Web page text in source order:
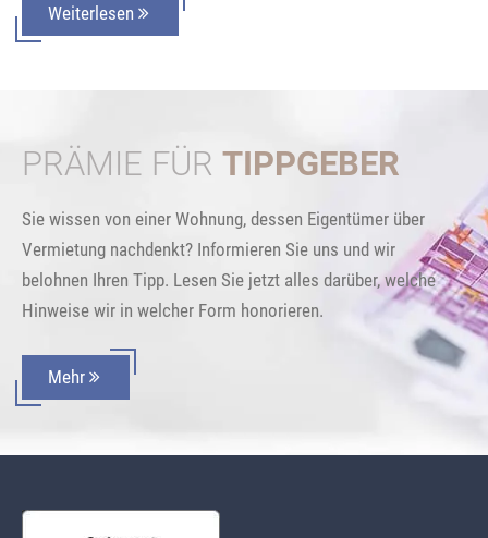
Weiterlesen
PRÄMIE FÜR TIPPGEBER
Sie wissen von einer Wohnung, dessen Eigentümer über
Vermietung nachdenkt? Informieren Sie uns und wir
belohnen Ihren Tipp. Lesen Sie jetzt alles darüber, welche
Hinweise wir in welcher Form honorieren.
Mehr